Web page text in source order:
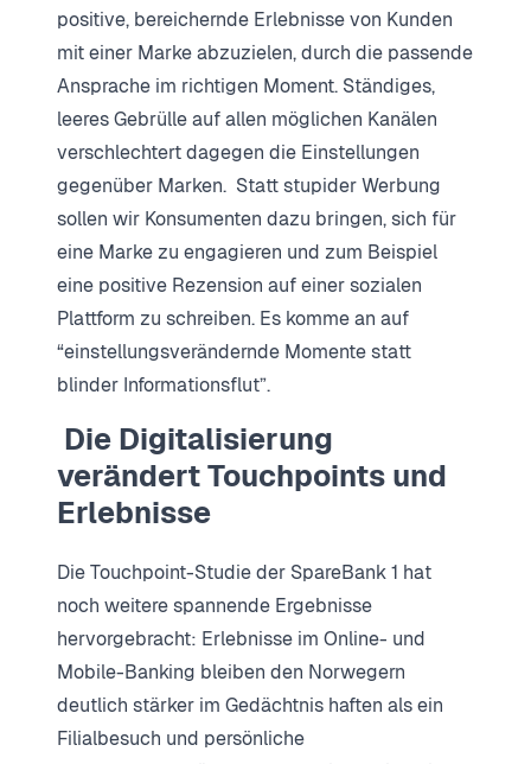
positive, bereichernde Erlebnisse von Kunden
mit einer Marke abzuzielen, durch die passende
Ansprache im richtigen Moment. Ständiges,
leeres Gebrülle auf allen möglichen Kanälen
verschlechtert dagegen die Einstellungen
gegenüber Marken. Statt stupider Werbung
sollen wir Konsumenten dazu bringen, sich für
eine Marke zu engagieren und zum Beispiel
eine positive Rezension auf einer sozialen
Plattform zu schreiben. Es komme an auf
“einstellungsverändernde Momente statt
blinder Informationsflut”.
Die Digitalisierung
verändert Touchpoints und
Erlebnisse
Die Touchpoint-Studie der SpareBank 1 hat
noch weitere spannende Ergebnisse
hervorgebracht: Erlebnisse im Online- und
Mobile-Banking bleiben den Norwegern
deutlich stärker im Gedächtnis haften als ein
Filialbesuch und persönliche